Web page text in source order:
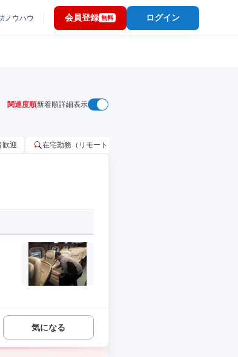
ノウハウ 会員登録 無料 ログイン
関連度順新着順詳細表示
歓迎 在宅勤務（リモートワーク）OK
気になる